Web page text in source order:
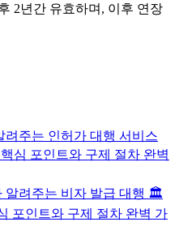
2년간 유효하며, 이후 연장
려주는 인허가 대행 서비스
심 포인트와 구제 절차 완벽
알려주는 비자 발급 대행 🏛️
포인트와 구제 절차 완벽 가